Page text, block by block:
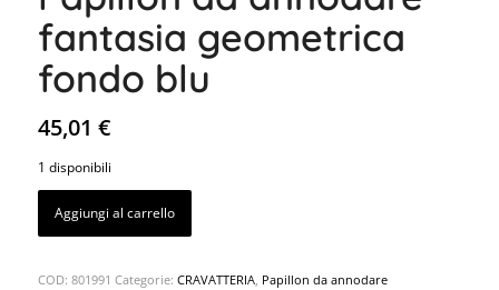
fantasia geometrica
fondo blu
45,01 €
1 disponibili
Aggiungi al carrello
COD: 801991 Categorie: CRAVATTERIA, Papillon da annodare